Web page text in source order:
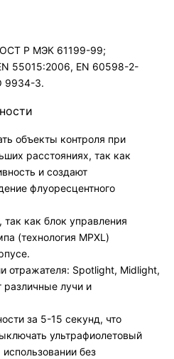
Р МЭК 61199-99;
55015:2006, EN 60598-2-
9934-3.
объекты контроля при
расстояниях, так как
и создают
флуоресцентного
как блок управления
(технология MPXL)
отражателя: Spotlight, Midlight,
лучи и
за 5-15 секунд, что
ультрафиолетовый
без